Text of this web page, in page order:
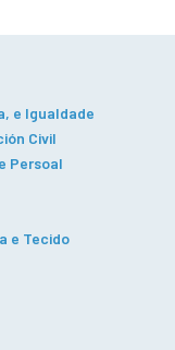
e Igualdade
Civil
Persoal
e Tecido